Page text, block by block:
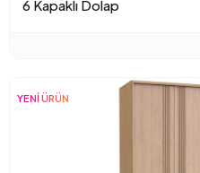
6 Kapaklı Dolap
YENİ ÜRÜN